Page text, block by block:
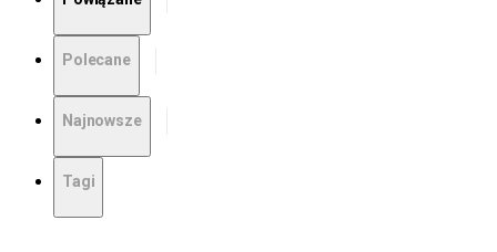
Polecane
Najnowsze
Tagi